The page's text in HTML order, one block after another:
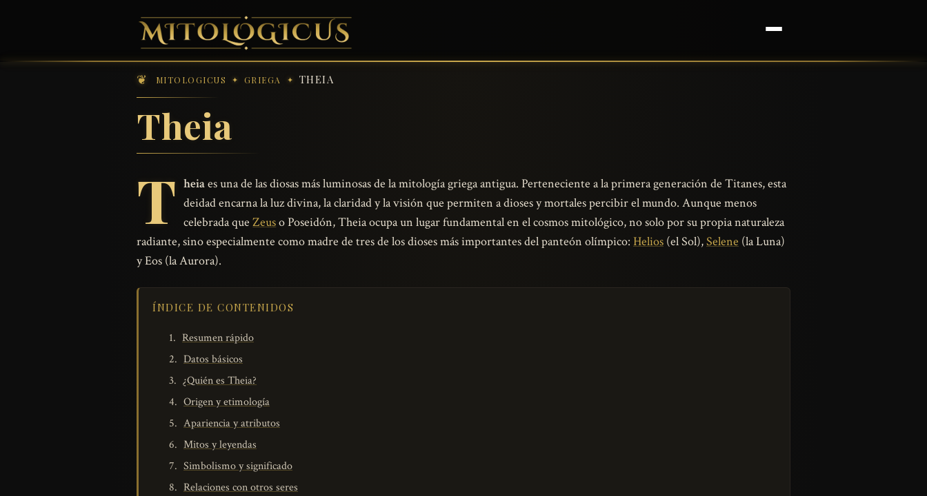
MITOLOGICUS GRIEGA THEIA
Theia
T heiaes una de las diosas más luminosas de la mitología griega antigua. Perteneciente a la primera generación de Titanes, esta
deidad encarna la luz divina, la claridad y la visión que permiten a dioses y mortales percibir el mundo. Aunque menos
celebrada queZeuso Poseidón, Theia ocupa un lugar fundamental en el cosmos mitológico, no solo por su propia naturaleza
radiante, sino especialmente como madre de tres de los dioses más importantes del panteón olímpico: Helios (el Sol),Selene (la Luna)
y Eos (la Aurora).
ÍNDICE DE CONTENIDOS
Resumen rápido
Datos básicos
¿Quién es Theia?
Origen y etimología
Apariencia y atributos
Mitos y leyendas
Simbolismo y significado
Relaciones con otros seres